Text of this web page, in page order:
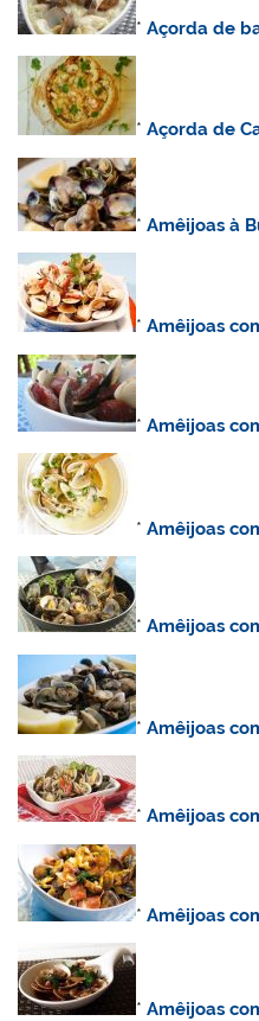
*Açorda de
*Açorda de
*Amêijoas à
*Amêijoas
*Amêijoas
*Amêijoas
*Amêijoas
*Amêijoas
*Amêijoas
*Amêijoas
*Amêijoas